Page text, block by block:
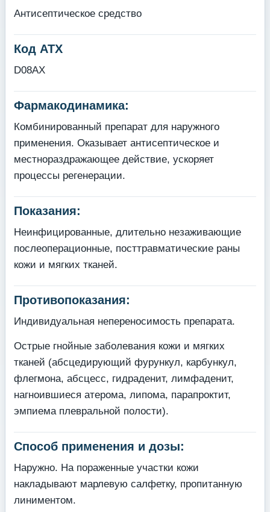
Антисептическое средство
Код АТХ
D08AX
Фармакодинамика:
Комбинированный препарат для наружного
применения. Оказывает антисептическое и
местнораздражающее действие, ускоряет
процессы регенерации.
Показания:
Неинфицированные, длительно незаживающие
послеоперационные, посттравматические раны
кожи и мягких тканей.
Противопоказания:
Индивидуальная непереносимость препарата.
Острые гнойные заболевания кожи и мягких
тканей (абсцедирующий фурункул, карбункул,
флегмона, абсцесс, гидраденит, лимфаденит,
нагноившиеся атерома, липома, парапроктит,
эмпиема плевральной полости).
Способ применения и дозы:
Наружно. На пораженные участки кожи
накладывают марлевую салфетку, пропитанную
линиментом.